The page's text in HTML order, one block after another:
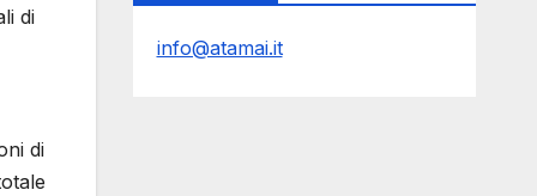
di
di
info@atamai.it